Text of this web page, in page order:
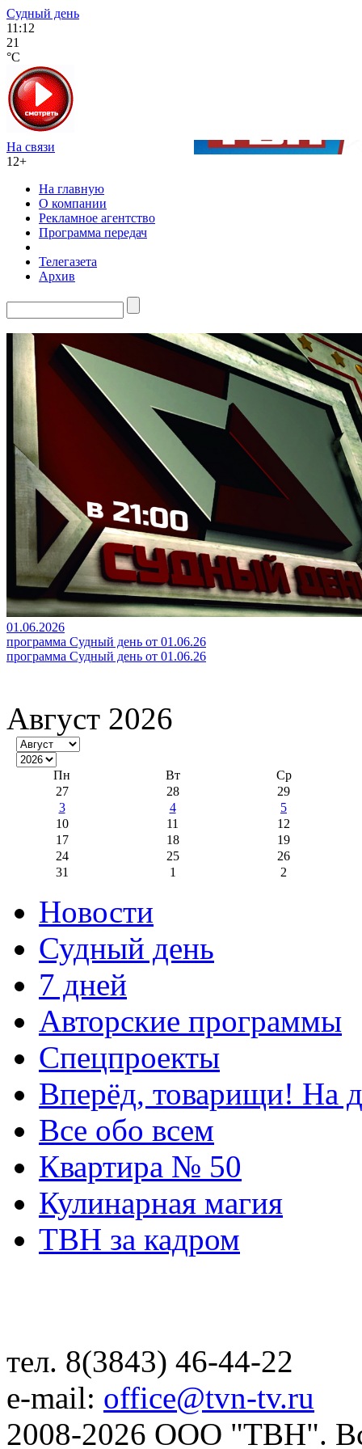
Судный день
11:12
21
°C
На связи
12+
На главную
О компании
Рекламное агентство
Программа передач
Телегазета
Архив
01.06.2026
программа Судный день от 01.06.26
программа Судный день от 01.06.26
Август 2026
Пн Вт
Ср
27
28
29
3
4
5
10
11
12
17
18
19
24
25
26
31
1 2
Новости
Судный день
7 дней
Авторские программы
Спецпроекты
Вперёд, товарищи! На
Все обо всем
Квартира № 50
Кулинарная магия
ТВН за кадром
тел. 8(3843) 46-44-22
e-mail: office@tvn-tv.ru
2008-2026 ООО "ТВН".